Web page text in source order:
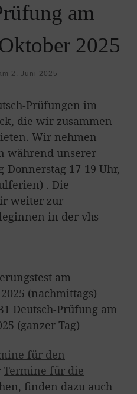
am
2025
2. Juni 2025
Prüfungen im
die wir zusammen
Wir nehmen
während unserer
17-19 Uhr,
. Die
weiter zur
in der vhs
am
(nachmittags)
Deutsch-Prüfung am
(ganzer Tag)
für den
Termine für die
finden dazu auch